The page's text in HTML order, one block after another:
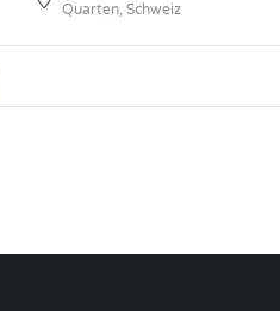
Quarten, Schweiz